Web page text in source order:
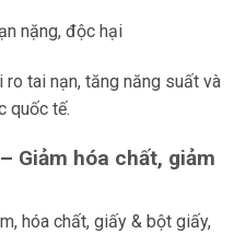
nặng, độc hại
tai nạn, tăng năng suất và
quốc tế.
Giảm hóa chất, giảm
hóa chất, giấy & bột giấy,